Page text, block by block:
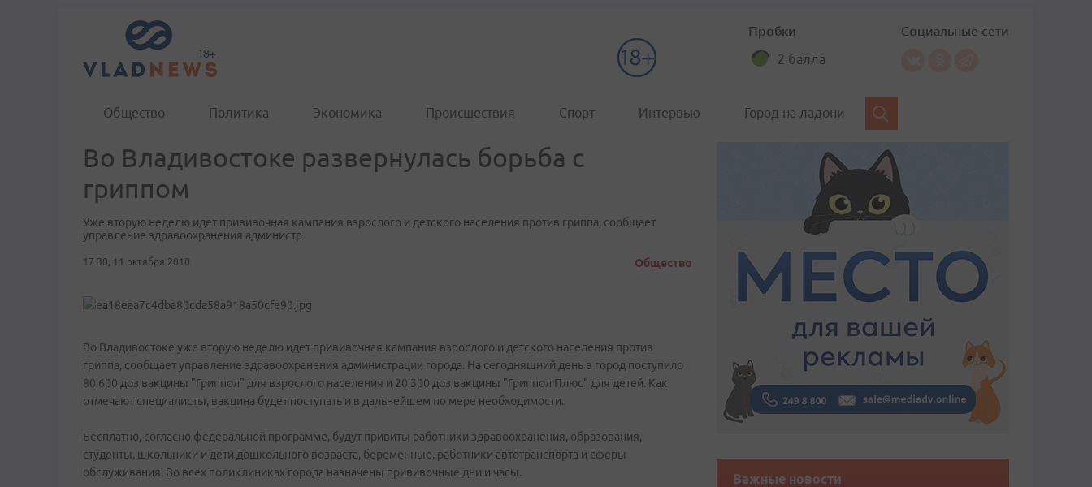
Пробки
2 балла
Социальные сети
Общество Политика Экономика Происшествия Спорт Интервью Город на ладони
Во Владивостоке развернулась борьба с
гриппом
Уже вторую неделю идет прививочная кампания взрослого и детского населения против гриппа, сообщает
управление здравоохранения администр
17:30, 11 октября 2010 Общество
Во Владивостоке уже вторую неделю идет прививочная кампания взрослого и детского населения против
гриппа, сообщает управление здравоохранения администрации города. На сегодняшний день в город поступило
80 600 доз вакцины "Гриппол" для взрослого населения и 20 300 доз вакцины "Гриппол Плюс" для детей. Как
отмечают специалисты, вакцина будет поступать и в дальнейшем по мере необходимости.
Бесплатно, согласно федеральной программе, будут привиты работники здравоохранения, образования,
студенты, школьники и дети дошкольного возраста, беременные, работники автотранспорта и сферы
обслуживания. Во всех поликлиниках города назначены прививочные дни и часы.
Важные новости